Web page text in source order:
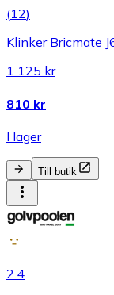
(12)
Klinker Bricmate
1 125 kr
810 kr
I lager
Till butik
2.4